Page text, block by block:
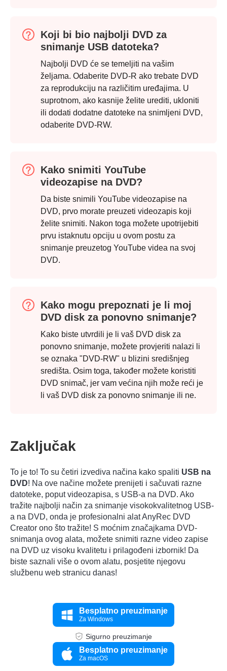
Korak 2.
Koji bi bio najbolji DVD za
snimanje USB datoteka?
Najbolji DVD će se temeljiti na vašim
željama. Odaberite DVD-R ako trebate DVD
za reprodukciju na različitim uređajima. U
suprotnom, ako kasnije želite urediti, ukloniti
ili dodati dodatne datoteke na snimljeni DVD,
odaberite DVD-RW.
Kako snimiti YouTube
videozapise na DVD?
Da biste snimili YouTube videozapise na
DVD, prvo morate preuzeti videozapis koji
želite snimiti. Nakon toga možete upotrijebiti
prvu istaknutu opciju u ovom postu za
snimanje preuzetog YouTube videa na svoj
DVD.
Kako mogu prepoznati je li moj
DVD disk za ponovno snimanje?
Kako biste utvrdili je li vaš DVD disk za
ponovno snimanje, možete provjeriti nalazi li
se oznaka "DVD-RW" u blizini središnjeg
središta. Osim toga, također možete koristiti
DVD snimač, jer vam većina njih može reći je
li vaš DVD disk za ponovno snimanje ili ne.
Zaključak
To je to! To su četiri izvediva načina kako spaliti USB na
DVD! Na ove načine možete prenijeti i sačuvati razne
datoteke, poput videozapisa, s USB-a na DVD. Ako
tražite najbolji način za snimanje visokokvalitetnog USB-
a na DVD, onda je profesionalni alat AnyRec DVD
Creator ono što tražite! S moćnim značajkama DVD-
snimanja ovog alata, možete snimiti razne video zapise
na DVD uz visoku kvalitetu i prilagođeni izbornik! Da
biste saznali više o ovom alatu, posjetite njegovu
službenu web stranicu danas!
Besplatno preuzimanje
Za Windows
Sigurno preuzimanje
Besplatno preuzimanje
Za macOS